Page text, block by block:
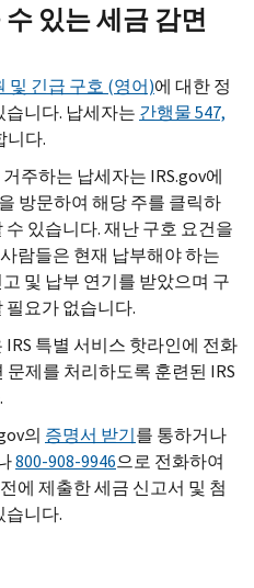
있는 세금 감면
및 긴급 구호 (영어)에 대한 정
습니다. 납세자는 간행물 547,
니다.
주하는 납세자는 IRS.gov에
을 방문하여 해당 주를 클릭하
있습니다. 재난 구호 요건을
람들은 현재 납부해야 하는
및 납부 연기를 받았으며 구
필요가 없습니다.
IRS 특별 서비스 핫라인에 전화
문제를 처리하도록 훈련된 IRS
의 증명서 받기를 통하거나
800-908-9946으로 전화하여
에 제출한 세금 신고서 및 첨
습니다.